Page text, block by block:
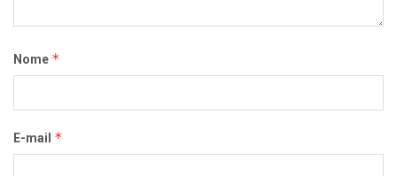
Nome *
E-mail *